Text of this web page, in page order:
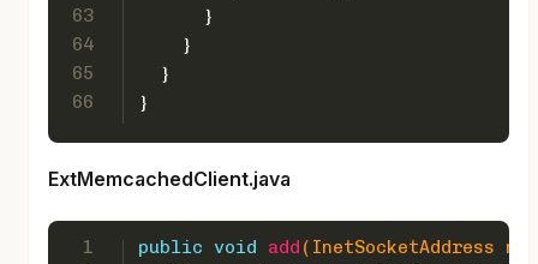
63
64
65
66
      }
    }
  }
}
ExtMemcachedClient.java
1
public void add (InetSocketAddress